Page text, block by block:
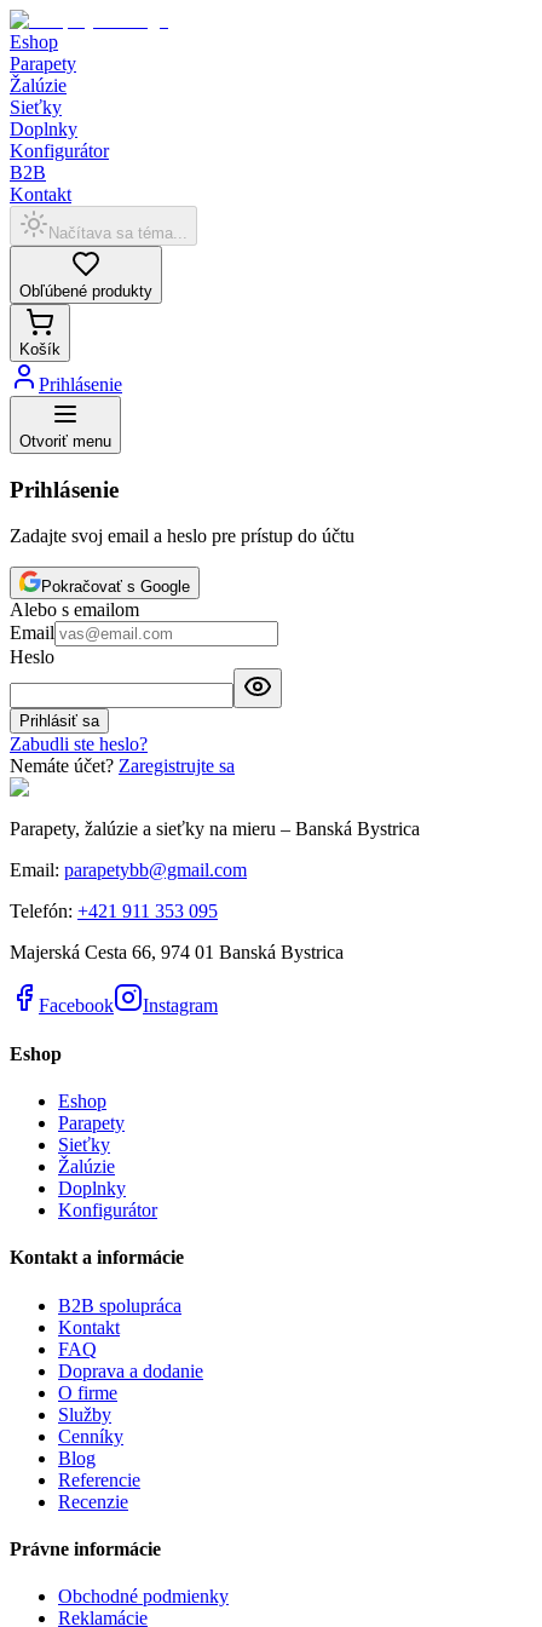
Eshop
Parapety
Žalúzie
Sieťky
Doplnky
Konfigurátor
B2B
Kontakt
Načítava sa téma...
Obľúbené produkty
Košík
Prihlásenie
Otvoriť menu
Prihlásenie
Zadajte svoj email a heslo pre prístup do účtu
Pokračovať s Google
Alebo s emailom
Email
Heslo
Prihlásiť sa
Zabudli ste heslo?
Nemáte účet? Zaregistrujte sa
Parapety, žalúzie a sieťky na mieru – Banská Bystrica
Email: parapetybb@gmail.com
Telefón: +421 911 353 095
Majerská Cesta 66, 974 01 Banská Bystrica
Facebook Instagram
Eshop
Eshop
Parapety
Sieťky
Žalúzie
Doplnky
Konfigurátor
Kontakt a informácie
B2B spolupráca
Kontakt
FAQ
Doprava a dodanie
O firme
Služby
Cenníky
Blog
Referencie
Recenzie
Právne informácie
Obchodné podmienky
Reklamácie